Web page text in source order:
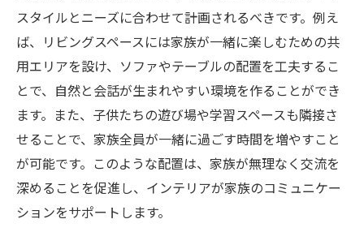
スタイルとニーズに合わせて計画されるべきです。例え
ば、リビングスペースには家族が一緒に楽しむための共
用エリアを設け、ソファやテーブルの配置を工夫するこ
とで、自然と会話が生まれやすい環境を作ることができ
ます。また、子供たちの遊び場や学習スペースも隣接さ
せることで、家族全員が一緒に過ごす時間を増やすこと
が可能です。このような配置は、家族が無理なく交流を
深めることを促進し、インテリアが家族のコミュニケー
ションをサポートします。